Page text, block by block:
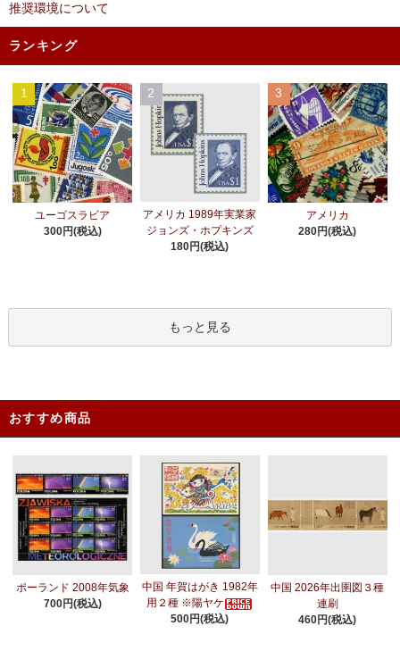
推奨環境について
ランキング
1
ユーゴスラビア
300円(税込)
2
アメリカ 1989年実業家
ジョンズ・ホプキンズ
180円(税込)
3
アメリカ
280円(税込)
もっと見る
おすすめ商品
ポーランド 2008年気象
700円(税込)
中国 年賀はがき 1982年
用２種 ※陽ヤケ
500円(税込)
中国 2026年出圉図３種
連刷
460円(税込)